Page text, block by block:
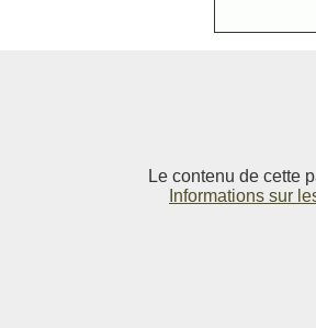
Le contenu de cette
Informations sur